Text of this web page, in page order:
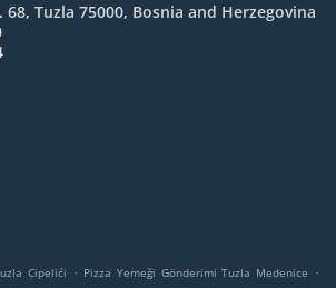
Tuzla 75000, Bosnia and Herzegovina
Cipelići . Pizza Yemeği Gönderimi Tuzla Medenice
.